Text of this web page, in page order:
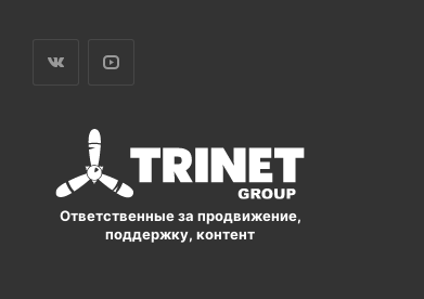
Ответственные за продвижение,
поддержку, контент